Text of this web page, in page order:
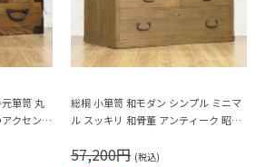
箪笥 丸
クセント
総桐 小箪笥 和モダン シンプル ミニマ
ル スッキリ 和骨董 アンティーク 昭和
57,200円 (税込)